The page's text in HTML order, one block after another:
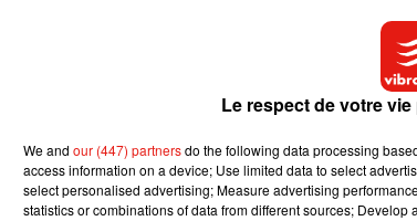
dix-sept ans après la fin de la série,
seront également attendues. Parmi elles, on
série :celui de Ross pour l’épisode d’Halloween de
footballeur David Beckham ou encore Lady Gaga,
Le respect de votre
We and our (447) partnersdo the following data processing
access information on a device; Use limited data to select
select personalised advertising; Measure advertising
statistics or combinations of data from different sources;